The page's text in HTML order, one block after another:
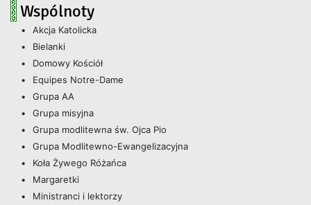
Wspólnoty
Akcja Katolicka
Bielanki
Domowy Kościół
Equipes Notre-Dame
Grupa AA
Grupa misyjna
Grupa modlitewna św. Ojca Pio
Grupa Modlitewno-Ewangelizacyjna
Koła Żywego Różańca
Margaretki
Ministranci i lektorzy